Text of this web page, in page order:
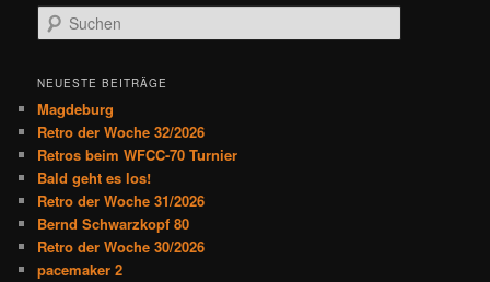
u
h
n
NEUESTE BEITRÄGE
Magdeburg
Retro der Woche 32/2026
Retros beim WFCC-70 Turnier
Bald geht es los!
Retro der Woche 31/2026
Bernd Schwarzkopf 80
Retro der Woche 30/2026
pacemaker 2